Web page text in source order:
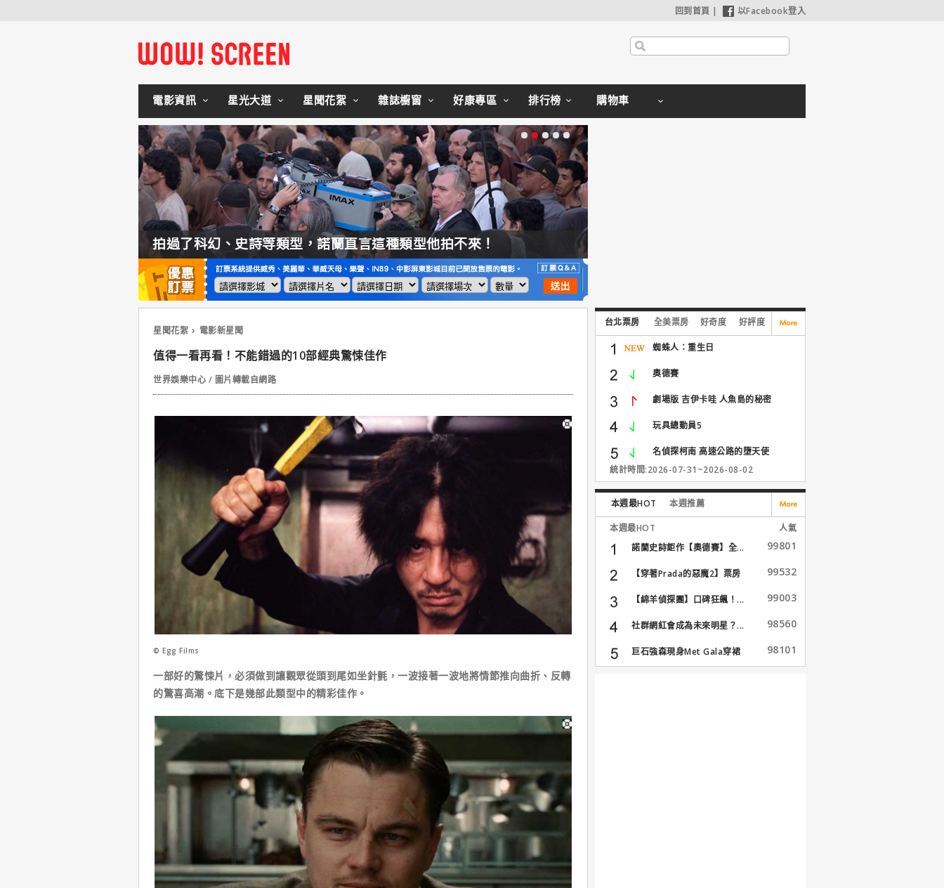
回到首頁 | 以Facebook登入
電影資訊 星光大道 星聞花絮 雜誌櫥窗 好康專區 排行榜 購物車
拍過了科幻、史詩等類型，諾蘭直言這種類型他拍不來！
星聞花絮 電影新星聞
值得一看再看！不能錯過的10部經典驚悚佳作
世界娛樂中心 / 圖片轉載自網路
© Egg Films
一部好的驚悚片，必須做到讓觀眾從頭到尾如坐針氈，一波接著一波地將情節推向曲折、反轉
的驚喜高潮。底下是幾部此類型中的精彩佳作。
台北票房 全美票房 好奇度 好評度
蜘蛛人：重生日
奧德賽
劇場版 吉伊卡哇 人魚島的秘密
玩具總動員5
名偵探柯南 高速公路的墮天使
統計時間:2026-07-31~2026-08-02
本週最HOT 本週推薦
本週最HOT
人氣
諾蘭史詩鉅作【奧德賽】全...
99801
【穿著Prada的惡魔2】票房
99532
【綿羊偵探團】口碑狂飆！... 99003
社群網紅會成為未來明星？... 98560
巨石強森現身Met Gala穿裙
子...
98101